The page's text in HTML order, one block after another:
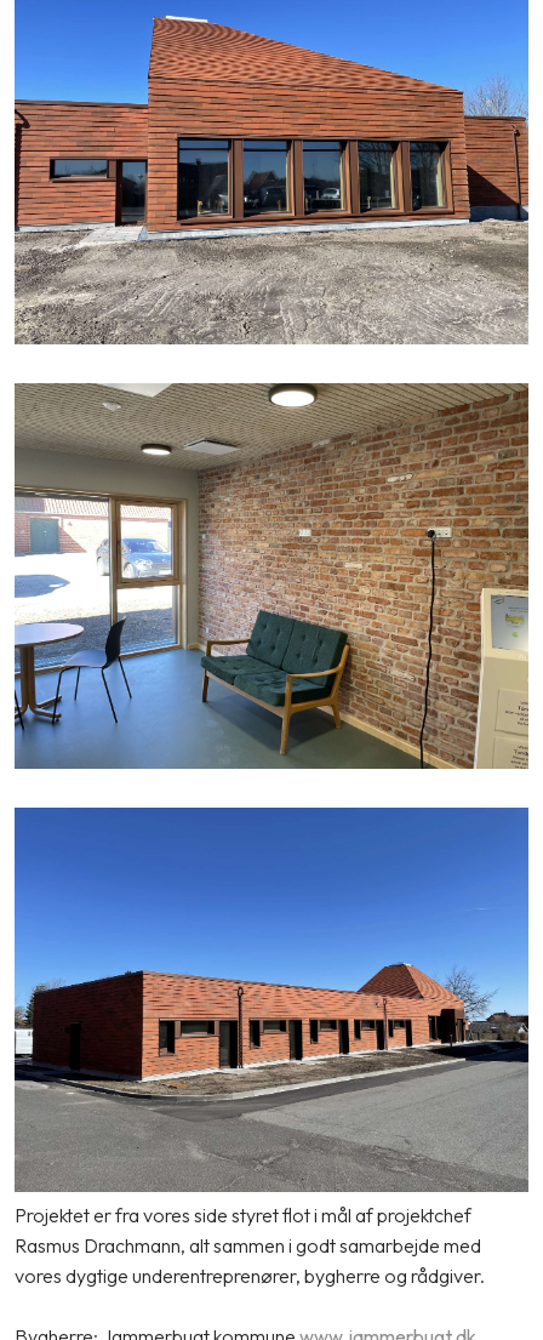
Projektet er fra vores side styret flot i mål af projektchef
Rasmus Drachmann, alt sammen i godt samarbejde med
vores dygtige underentreprenører, bygherre og rådgiver.